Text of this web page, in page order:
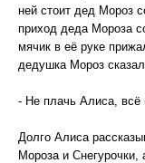
ней стоит дед Мороз
приход деда Мороза
мячик в её руке
дедушка Мороз
- Не плачь Алиса, всё
Долго Алиса
Мороза и Снегурочки,